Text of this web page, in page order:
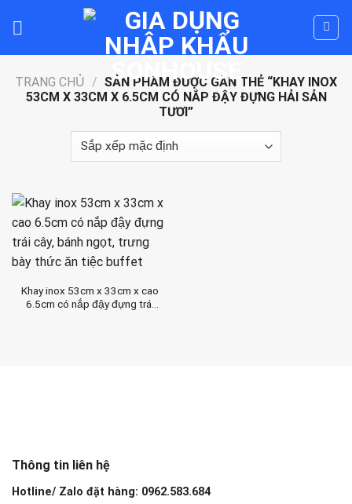
TRANG CHỦ / SẢN PHẨM ĐƯỢC GẮN THẺ “KHAY INOX
53CM X 33CM X 6.5CM CÓ NẮP ĐẬY ĐỰNG HẢI SẢN
TƯƠI”
Khay inox 53cm x 33cm x cao
6.5cm có nắp đậy đựng trái
Thông tin liên hệ
Hotline/ Zalo đặt hàng: 0962.583.684